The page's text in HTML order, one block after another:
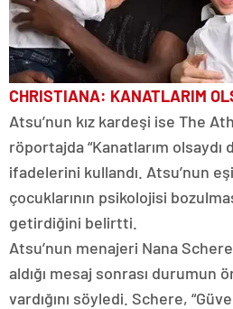
CHRISTIANA: KANATLARIM
Atsu’nun kız kardeşi ise The
röportajda “Kanatlarım olsaydı
ifadelerini kullandı. Atsu’nun
çocuklarının psikolojisi
getirdiğini belirtti.
Atsu’nun menajeri Nana
aldığı mesaj sonrası durumun
vardığını söyledi. Schere,